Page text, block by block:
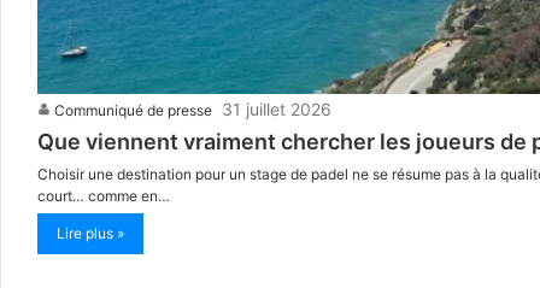
Communiqué de presse 31 juillet 2026
Que viennent vraiment chercher les joueurs de
Choisir une destination pour un stage de padel ne se résume pas à la
court… comme en…
Lire plus »